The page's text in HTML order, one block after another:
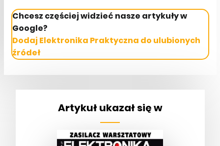
Chcesz częściej widzieć nasze artykuły w
Google?
Dodaj Elektronika Praktyczna do ulubionych
źródeł
Artykuł ukazał się w